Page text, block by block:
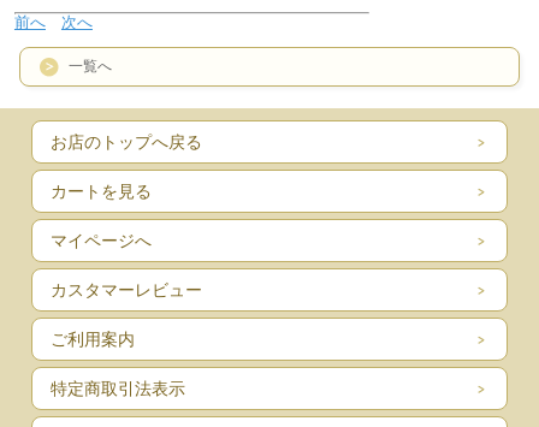
前へ
次へ
一覧へ
お店のトップへ戻る
カートを見る
マイページへ
カスタマーレビュー
ご利用案内
特定商取引法表示